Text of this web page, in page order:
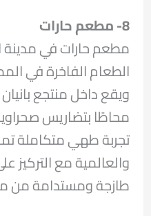
8- مطعم حارات
مطعم حارات في مدينة
الطعام الفاخرة في
ويقع داخل منتجع
محاطًا بتضاريس
تجربة طهي متكاملة
والعالمية مع التركيز
طازجة ومستدامة من